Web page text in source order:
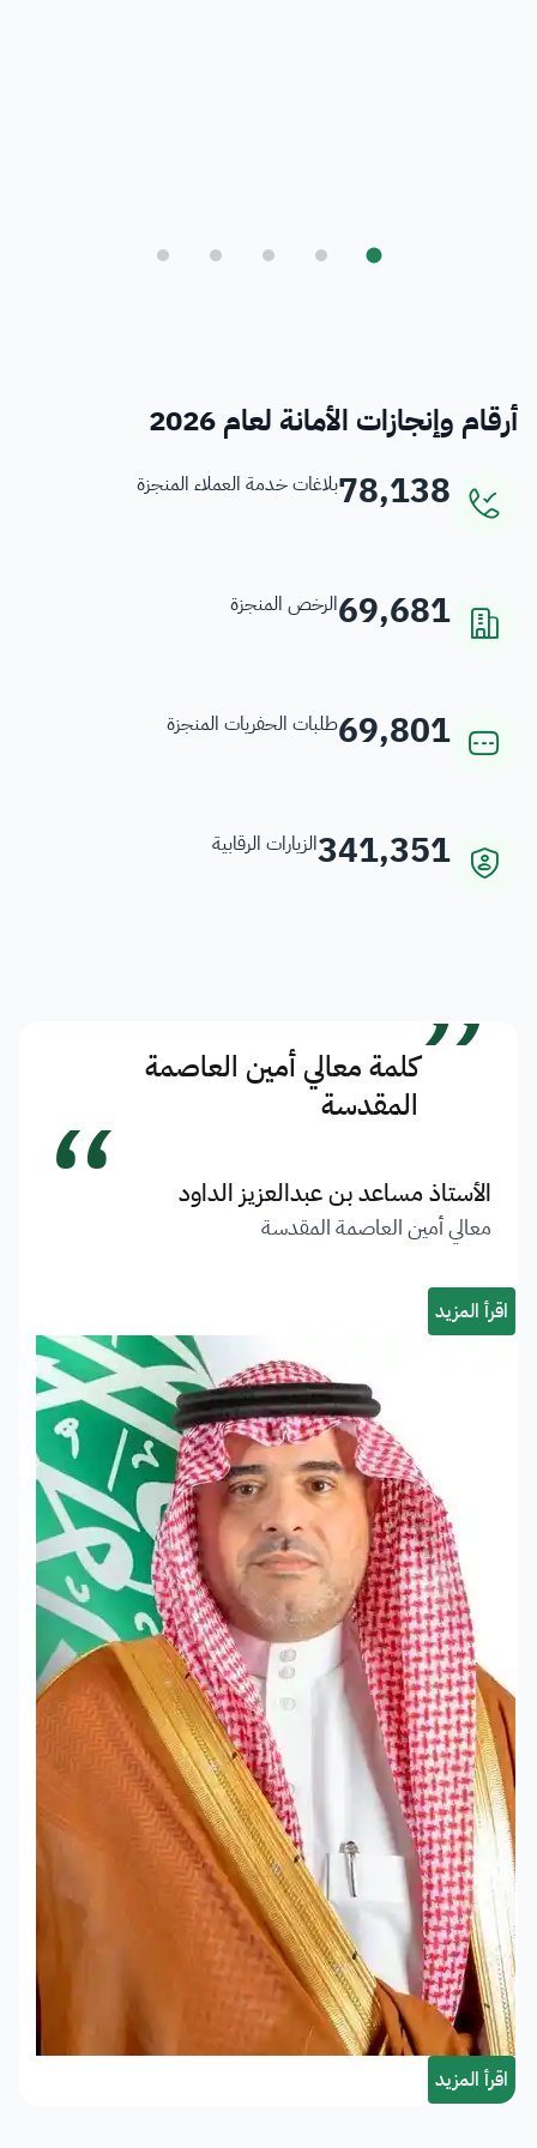
أرقام وإنجازات الأمانة لعام 2026
78,138بلاغات خدمة العملاء المنجزة
69,681الرخص المنجزة
69,801طلبات الحفريات المنجزة
341,351الزيارات الرقابية
”كلمة معالي أمين العاصمة
المقدسة
الأستاذ مساعد بن عبدالعزيز الداود
معالي أمين العاصمة المقدسة “